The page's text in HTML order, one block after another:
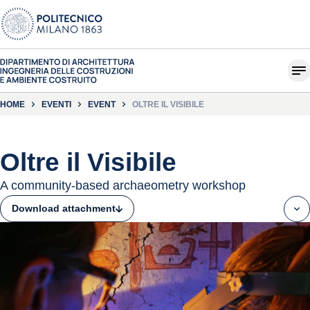
HOME EVENTI EVENT OLTRE IL VISIBILE
Oltre il Visibile
A community-based archaeometry workshop
Download attachment